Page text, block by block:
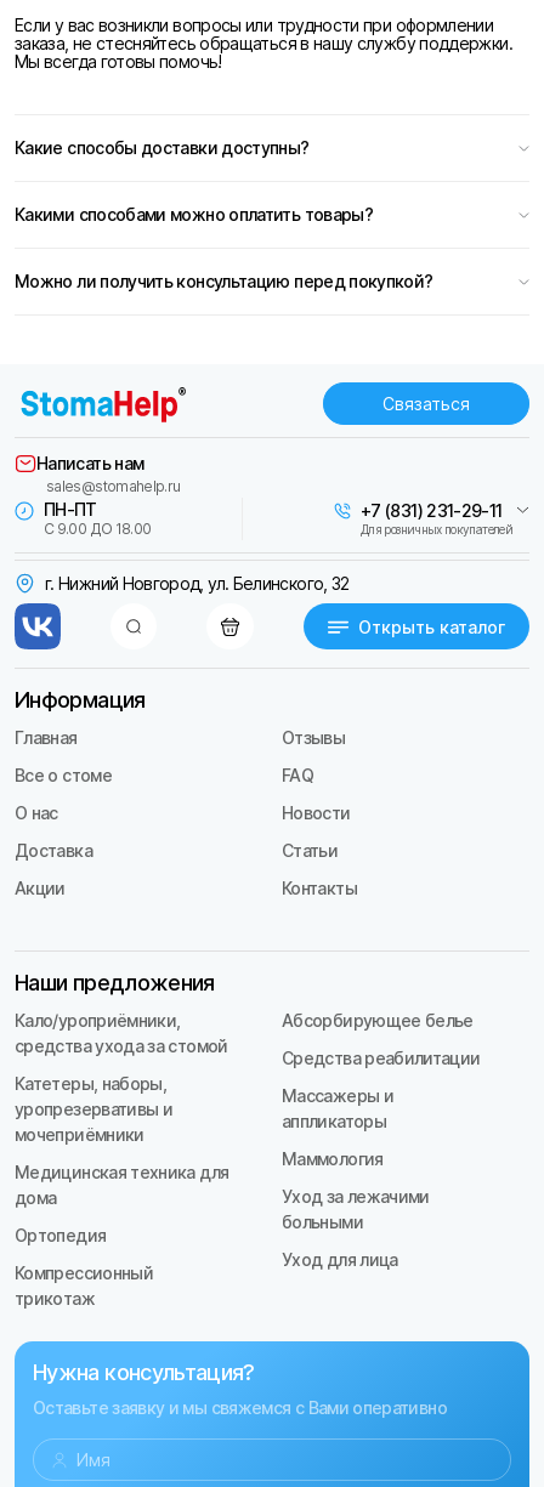
Если у вас возникли вопросы или трудности при оформлении
заказа, не стесняйтесь обращаться в нашу службу поддержки.
Мы всегда готовы помочь!
Какие способы доставки доступны?
Какими способами можно оплатить товары?
Можно ли получить консультацию перед покупкой?
Связаться
г. Нижний Новгород, ул. Белинского, 32
Открыть каталог
ПН-ПТ
С 9.00 ДО 18.00
+7 (831) 231-29-11
Для розничных покупателей
Написать нам
sales@stomahelp.ru
Информация
Главная
Все о стоме
О нас
Доставка
Акции
Отзывы
FAQ
Новости
Статьи
Контакты
Наши предложения
Кало/уроприёмники,
средства ухода за стомой
Катетеры, наборы,
уропрезервативы и
мочеприёмники
Медицинская техника для
дома
Ортопедия
Компрессионный
трикотаж
Абсорбирующее белье
Средства реабилитации
Массажеры и
аппликаторы
Маммология
Уход за лежачими
больными
Уход для лица
Нужна консультация?
Оставьте заявку и мы свяжемся с Вами оперативно